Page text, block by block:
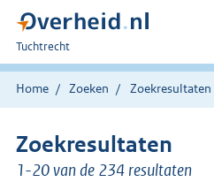
U
bent
hier:
Tuchtrecht
Home Zoeken Zoekresultaten
Zoekresultaten
1-20 van de 234 resultaten